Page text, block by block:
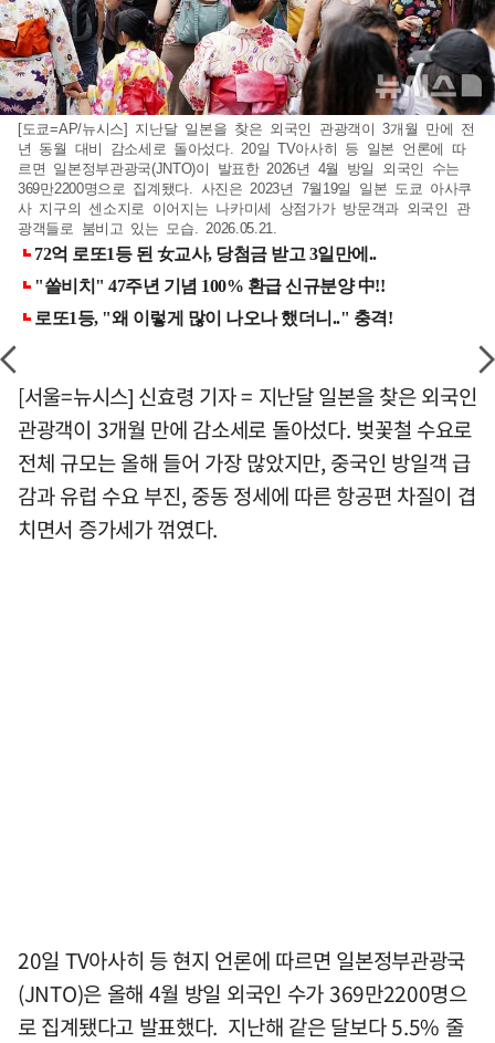
[도쿄=AP/뉴시스] 지난달 일본을 찾은 외국인 관광객이 3개월 만에 전
년 동월 대비 감소세로 돌아섰다. 20일 TV아사히 등 일본 언론에 따
르면 일본정부관광국(JNTO)이 발표한 2026년 4월 방일 외국인 수는
369만2200명으로 집계됐다. 사진은 2023년 7월19일 일본 도쿄 아사쿠
사 지구의 센소지로 이어지는 나카미세 상점가가 방문객과 외국인 관
광객들로 붐비고 있는 모습. 2026.05.21.
[서울=뉴시스] 신효령 기자 = 지난달 일본을 찾은 외국인
관광객이 3개월 만에 감소세로 돌아섰다. 벚꽃철 수요로
전체 규모는 올해 들어 가장 많았지만, 중국인 방일객 급
감과 유럽 수요 부진, 중동 정세에 따른 항공편 차질이 겹
치면서 증가세가 꺾였다.
20일 TV아사히 등 현지 언론에 따르면 일본정부관광국
(JNTO)은 올해 4월 방일 외국인 수가 369만2200명으
로 집계됐다고 발표했다. 지난해 같은 달보다 5.5% 줄